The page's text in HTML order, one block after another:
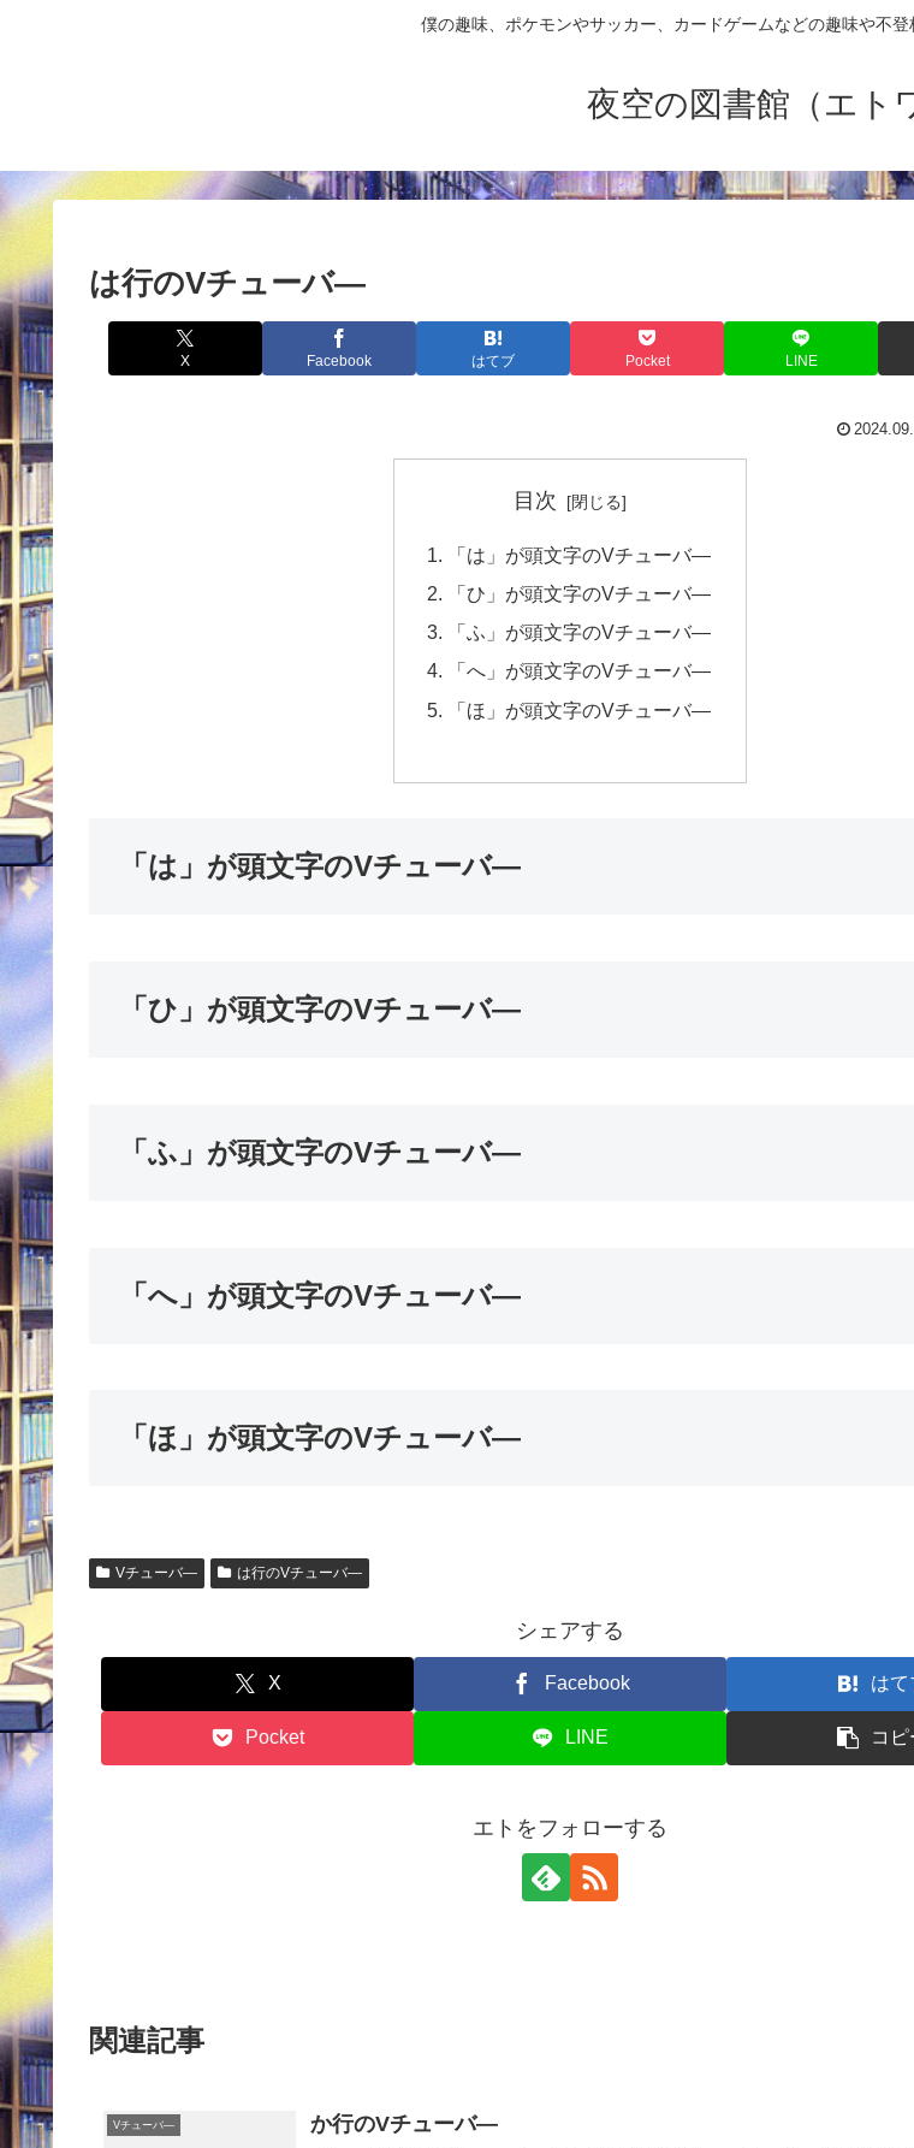
僕の趣味、ポケモンやサッカー、カードゲームなどの趣味や不
夜空の図書館（エト
は行のVチューバ―
X Facebook はてブ Pocket LINE
目次
「は」が頭文字のVチューバ―
「ひ」が頭文字のVチューバ―
「ふ」が頭文字のVチューバ―
「へ」が頭文字のVチューバ―
「ほ」が頭文字のVチューバ―
「は」が頭文字のVチューバ―
「ひ」が頭文字のVチューバ―
「ふ」が頭文字のVチューバ―
「へ」が頭文字のVチューバ―
「ほ」が頭文字のVチューバ―
Vチューバ― は行のVチューバ―
シェアする
X Facebook はて
Pocket LINE コピ
エトをフォローする
関連記事
Vチューバ― か行のVチューバ―